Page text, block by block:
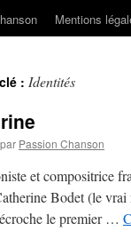
Mentions
: Identités
par Passion Chanson
et compositrice
Bodet (le
le premier …